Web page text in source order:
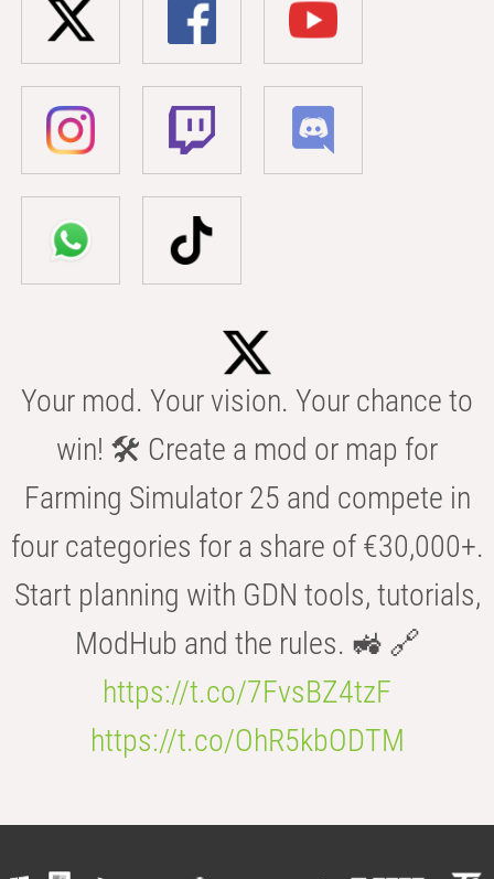
Your mod. Your vision. Your chance to
win! 🛠️ Create a mod or map for
Farming Simulator 25 and compete in
four categories for a share of €30,000+.
Start planning with GDN tools, tutorials,
ModHub and the rules. 🚜 🔗
https://t.co/7FvsBZ4tzF
https://t.co/OhR5kbODTM